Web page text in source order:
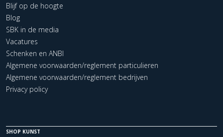
Blijf op de hoogte
Blog
SBK in de media
Vacatures
Schenken en ANBI
Algemene voorwaarden/reglement particulieren
Algemene voorwaarden/reglement bedrijven
Privacy policy
SHOP KUNST